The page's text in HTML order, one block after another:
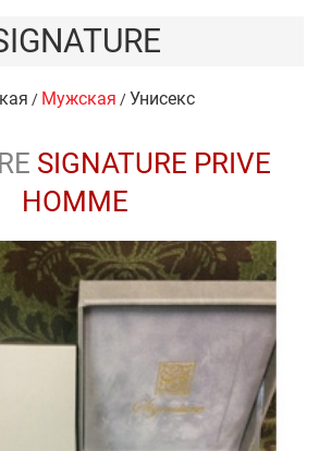
/ Мужская /Унисекс
SIGNATURE PRIVE
HOMME